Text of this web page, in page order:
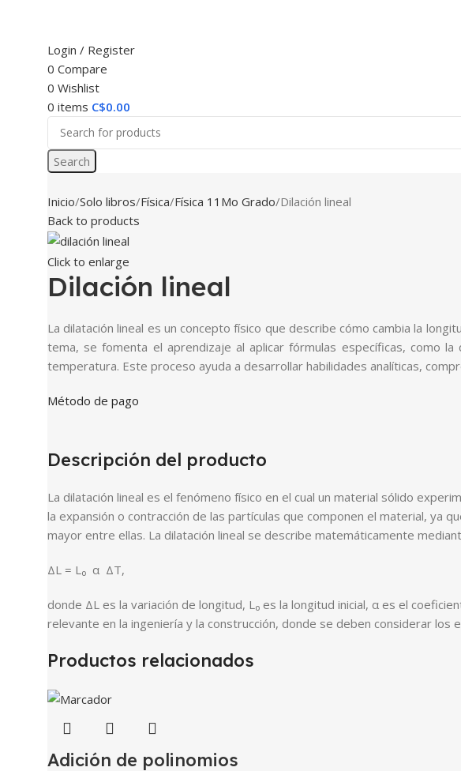
Login / Register
0 Compare
0 Wishlist
0 items C$0.00
Search
Inicio Solo libros Física Física 11Mo Grado Dilación lineal
Back to products
Click to enlarge
Dilación lineal
La dilatación lineal es un concepto físico que describe cómo cambia la
tema, se fomenta el aprendizaje al aplicar fórmulas específicas, como
temperatura. Este proceso ayuda a desarrollar habilidades analíticas,
Método de pago
Descripción del producto
La dilatación lineal es el fenómeno físico en el cual un material sólido
la expansión o contracción de las partículas que componen el material, ya
mayor entre ellas. La dilatación lineal se describe matemáticamente
ΔL = L₀ α ΔT,
donde ΔL es la variación de longitud, L₀ es la longitud inicial, α es el
relevante en la ingeniería y la construcción, donde se deben considerar
Productos relacionados
Adición de polinomios